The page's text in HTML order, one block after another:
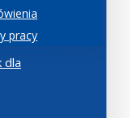
pracy
dla